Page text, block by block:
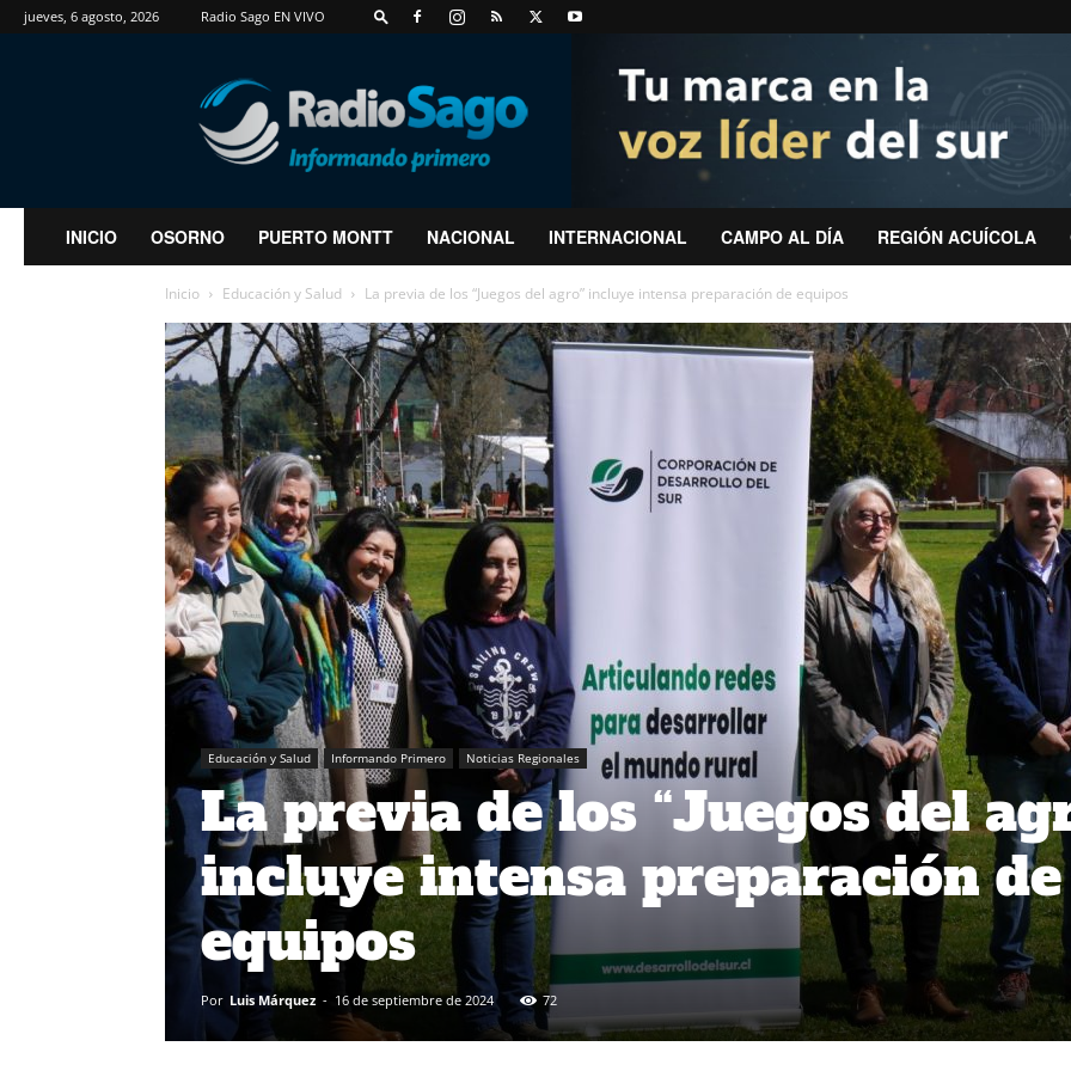
jueves, 6 agosto, 2026 Radio Sago EN VIVO
RadioSago
INICIO OSORNO PUERTO MONTT NACIONAL INTERNACIONAL CAMPO AL DÍA REGIÓN ACUÍCOLA
Inicio Educación y Salud La previa de los “Juegos del agro” incluye intensa preparación de equipos
Educación y Salud Informando Primero Noticias Regionales
La previa de los “Juegos del
incluye intensa preparación de
equipos
Por Luis Márquez - 16 de septiembre de 2024 72